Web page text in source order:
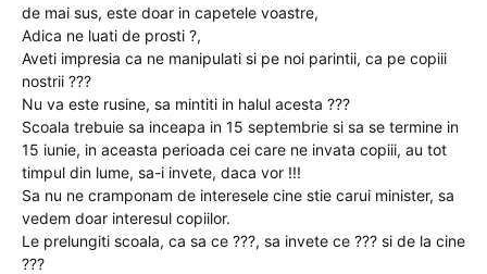
de mai sus, este doar in capetele voastre,
Adica ne luati de prosti ?,
Aveti impresia ca ne manipulati si pe noi parintii, ca pe copiii
nostrii ???
Nu va este rusine, sa mintiti in halul acesta ???
Scoala trebuie sa inceapa in 15 septembrie si sa se termine in
15 iunie, in aceasta perioada cei care ne invata copiii, au tot
timpul din lume, sa-i invete, daca vor !!!
Sa nu ne cramponam de interesele cine stie carui minister, sa
vedem doar interesul copiilor.
Le prelungiti scoala, ca sa ce ???, sa invete ce ??? si de la cine
???